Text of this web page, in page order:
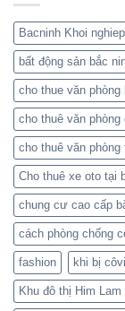
Bacninh Khoi nghiep
bất động sản bắc
cho thue văn phòng
cho thuê văn
cho thuê văn phòng
Cho thuê xe oto tại
chung cư cao cấp
cách phòng chống
fashion khi bị
Khu đô thị Him Lam